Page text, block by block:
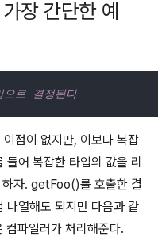
장 간단한 예
로 결정된다
점이 없지만, 이보다 복잡
어 복잡한 타입의 값을 리
자. getFoo()를 호출한 결
나열해도 되지만 다음과 같
파일러가 처리해준다.